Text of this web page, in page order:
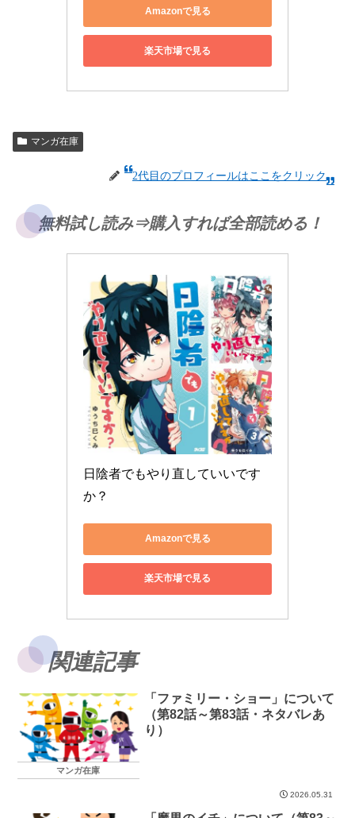
Amazonで見る
楽天市場で見る
マンガ在庫
2代目のプロフィールはここをクリック
無料試し読み⇒購入すれば全部読める！
日陰者でもやり直していいです
か？
Amazonで見る
楽天市場で見る
関連記事
マンガ在庫
「ファミリー・ショー」について
（第82話～第83話・ネタバレあ
り）
2026.05.31